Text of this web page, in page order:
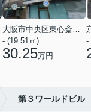
- (19.51㎡)
30.25万円
-
第３ワールドビル